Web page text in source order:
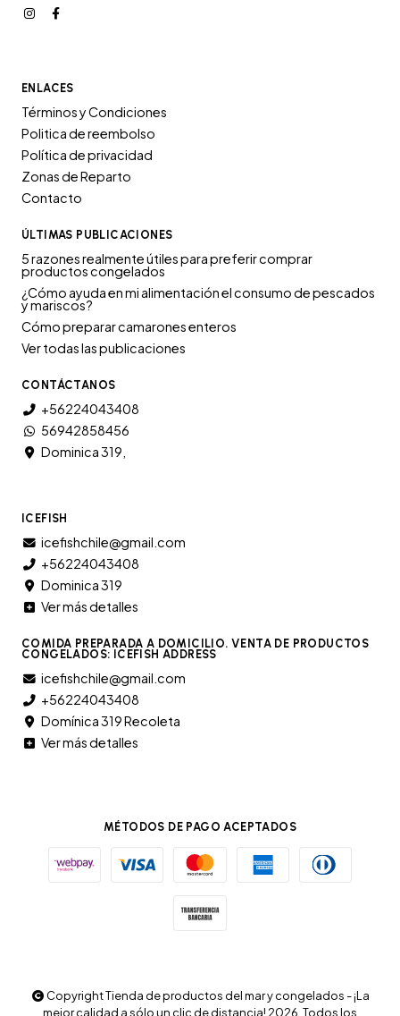
ENLACES
Términos y Condiciones
Politica de reembolso
Política de privacidad
Zonas de Reparto
Contacto
ÚLTIMAS PUBLICACIONES
5 razones realmente útiles para preferir comprar
productos congelados
¿Cómo ayuda en mi alimentación el consumo de pescados
y mariscos?
Cómo preparar camarones enteros
Ver todas las publicaciones
CONTÁCTANOS
+56224043408
56942858456
Dominica 319,
ICEFISH
icefishchile@gmail.com
+56224043408
Dominica 319
Ver más detalles
COMIDA PREPARADA A DOMICILIO. VENTA DE PRODUCTOS
CONGELADOS: ICEFISH ADDRESS
icefishchile@gmail.com
+56224043408
Domínica 319 Recoleta
Ver más detalles
MÉTODOS DE PAGO ACEPTADOS
Copyright Tienda de productos del mar y congelados - ¡La
mejor calidad a sólo un clic de distancia! 2026. Todos los